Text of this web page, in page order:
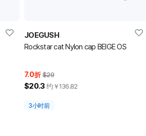
JOEGUSH
Rockstar cat Nylon cap BEIGE OS
7.0折 $29
$20.3 约￥136.82
3小时前